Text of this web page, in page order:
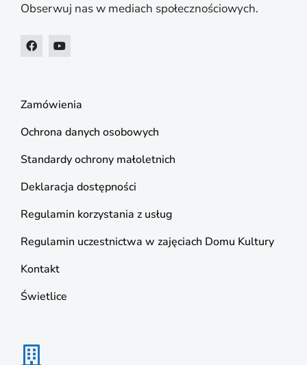
Obserwuj nas w mediach społecznościowych.
Zamówienia
Ochrona danych osobowych
Standardy ochrony małoletnich
Deklaracja dostępności
Regulamin korzystania z usług
Regulamin uczestnictwa w zajęciach Domu Kultury
Kontakt
Świetlice